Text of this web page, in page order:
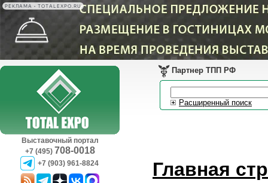
РЕКЛАМА • TOTALEXPO.RU
Выставочный портал
+7 (495) 708-0018
+7 (903) 961-8824
Партнер ТПП РФ
Расширенный поиск
Главная